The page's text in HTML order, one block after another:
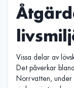
Vissa delar av
Det påverkar
Norrvatten, under